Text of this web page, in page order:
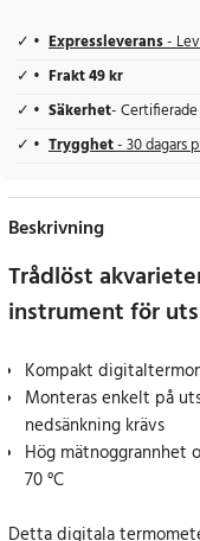
Expressleverans-
Frakt 49 kr
Säkerhet-
Trygghet- 30 dagars
Beskrivning
Trådlöst
instrument för
Kompakt
Monteras enkelt på
nedsänkning krävs
Hög
70 °C
Detta digitala